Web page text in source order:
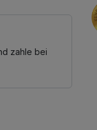
Natur,
zahle bei